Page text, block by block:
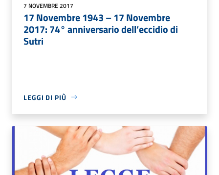
7 NOVEMBRE 2017
17 Novembre 1943 – 17 Novembre
2017: 74° anniversario dell’eccidio di
Sutri
LEGGI DI PIÙ